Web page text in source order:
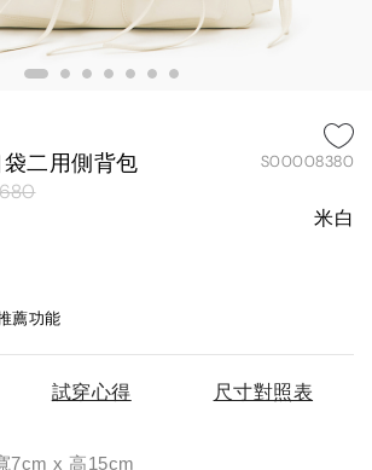
二用側背包 S00008380
米白
薦功能
試穿心得 尺寸對照表
7cm x 高15cm